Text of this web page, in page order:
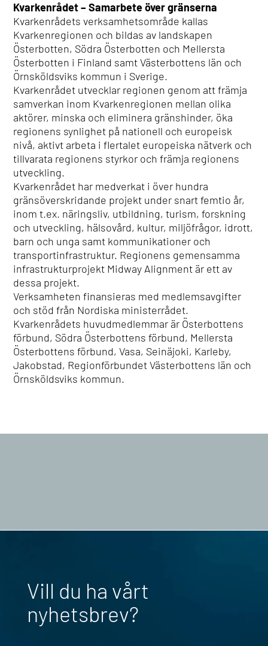
Kvarkenrådet – Samarbete över gränserna
Kvarkenrådets verksamhetsområde kallas
Kvarkenregionen och bildas av landskapen
Österbotten, Södra Österbotten och Mellersta
Österbotten i Finland samt Västerbottens län och
Örnsköldsviks kommun i Sverige.
Kvarkenrådet utvecklar regionen genom att främja
samverkan inom Kvarkenregionen mellan olika
aktörer, minska och eliminera gränshinder, öka
regionens synlighet på nationell och europeisk
nivå, aktivt arbeta i flertalet europeiska nätverk och
tillvarata regionens styrkor och främja regionens
utveckling.
Kvarkenrådet har medverkat i över hundra
gränsöverskridande projekt under snart femtio år,
inom t.ex. näringsliv, utbildning, turism, forskning
och utveckling, hälsovård, kultur, miljöfrågor, idrott,
barn och unga samt kommunikationer och
transportinfrastruktur. Regionens gemensamma
infrastrukturprojekt Midway Alignment är ett av
dessa projekt.
Verksamheten finansieras med medlemsavgifter
och stöd från Nordiska ministerrådet.
Kvarkenrådets huvudmedlemmar är Österbottens
förbund, Södra Österbottens förbund, Mellersta
Österbottens förbund, Vasa, Seinäjoki, Karleby,
Jakobstad, Regionförbundet Västerbottens län och
Örnsköldsviks kommun.
Vill du ha vårt
nyhetsbrev?